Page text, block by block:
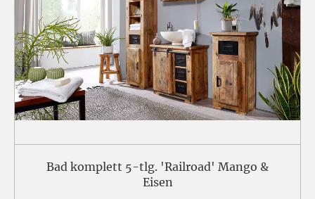
Bad komplett 5-tlg. 'Railroad' Mango &
Eisen